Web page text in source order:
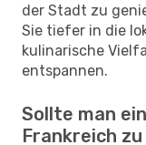
der Stadt zu
Sie tiefer in die
kulinarische
entspannen.
Sollte man
Frankreich